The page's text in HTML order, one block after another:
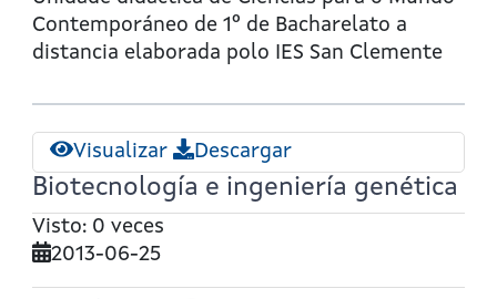
riscos
naturais
Contemporáneo de 1º de Bacharelato a
distancia elaborada polo IES San Clemente
Visualizar Descargar
Biotecnología e ingeniería genética
Visto: 0 veces
2013-06-25